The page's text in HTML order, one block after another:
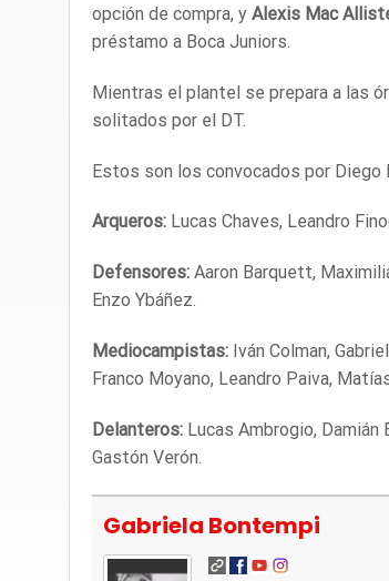
opción de compra, y Alexis Mac
préstamo a Boca Juniors.
Mientras el plantel se prepara a las
solitados por el DT.
Estos son los convocados por Diego
Arqueros: Lucas Chaves, Leandro
Defensores: Aaron Barquett,
Enzo Ybáñez.
Mediocampistas: Iván Colman,
Franco Moyano, Leandro Paiva,
Delanteros: Lucas Ambrogio, Damián
Gastón Verón.
Gabriela Bontempi